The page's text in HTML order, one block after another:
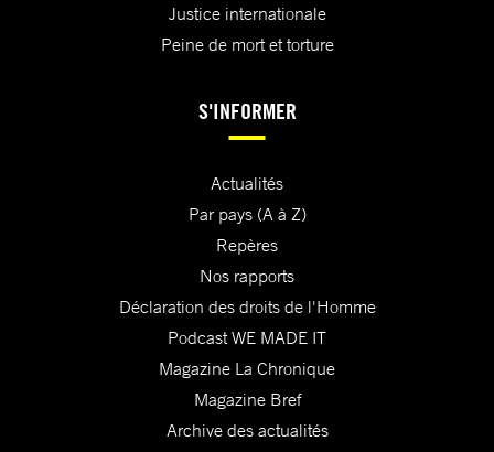
Justice internationale
Peine de mort et torture
S'INFORMER
Actualités
Par pays (A à Z)
Repères
Nos rapports
Déclaration des droits de l'Homme
Podcast WE MADE IT
Magazine La Chronique
Magazine Bref
Archive des actualités